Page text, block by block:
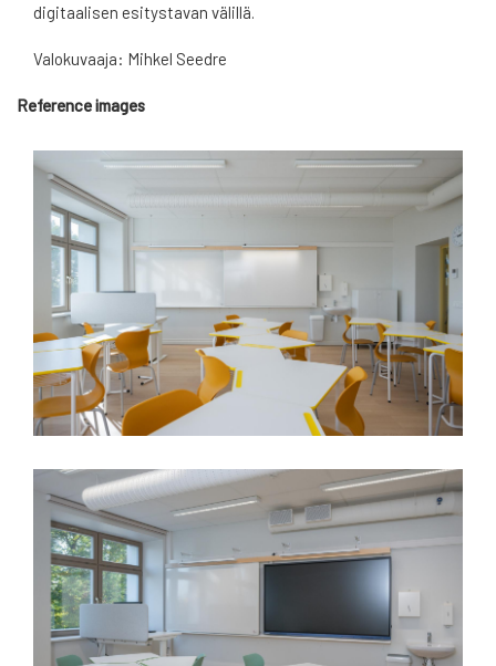
digitaalisen esitystavan välillä.
Valokuvaaja: Mihkel Seedre
Reference images